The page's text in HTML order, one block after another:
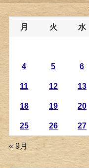
月 火 水
4 5 6
11 12 13
18 19 20
25 26 27
« 9月